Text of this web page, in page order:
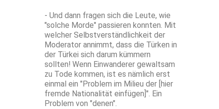
- Und dann fragen sich die Leute, wie
"solche Morde" passieren konnten. Mit
welcher Selbstverständlichkeit der
Moderator annimmt, dass die Türken in
der Türkei sich darum kümmern
sollten! Wenn Einwanderer gewaltsam
zu Tode kommen, ist es nämlich erst
einmal ein "Problem im Milieu der [hier
fremde Nationalität einfügen]". Ein
Problem von "denen".